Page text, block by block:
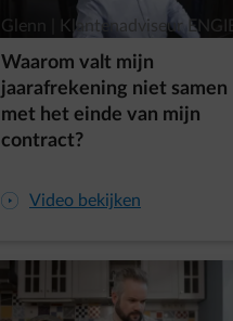
Glenn | Klantenadviseur ENGIE
Waarom valt mijn
jaarafrekening niet samen
met het einde van mijn
contract?
arrow-play-fwd Video bekijken